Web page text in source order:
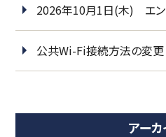
2026年10月1日(木) エン
公共Wi-Fi接続方法の変更
アー